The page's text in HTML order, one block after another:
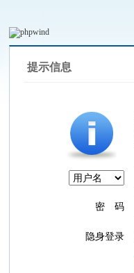
提示信息
密 码
隐身登录